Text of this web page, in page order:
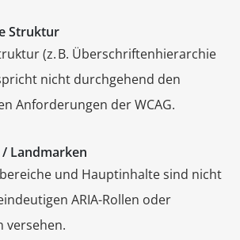
Struktur
(z. B. Überschriftenhierarchie
nicht durchgehend den
Anforderungen der WCAG.
/ Landmarken
und Hauptinhalte sind nicht
ARIA-Rollen oder
versehen.